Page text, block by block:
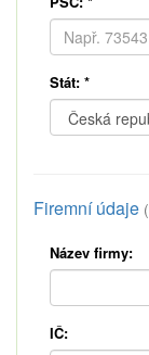
Stát: *
Firemní údaje
Název firmy:
IČ: